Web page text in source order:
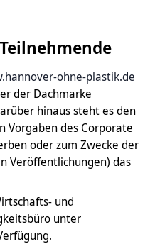
ohne-plastik.de
der Dachmarke
hinaus steht es den
Vorgaben des Corporate
oder zum Zwecke der
Veröffentlichungen) das
und
unter